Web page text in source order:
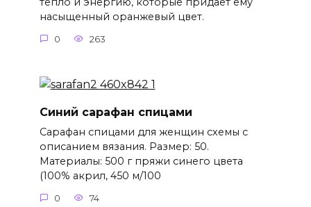
насыщенный оранжевый цвет.
0 263
Синий сарафан спицами
Сарафан спицами для женщин схемы с
описанием вязания. Размер: 50.
Материалы: 500 г пряжи синего цвета
(100% акрил, 450 м/100
0 74